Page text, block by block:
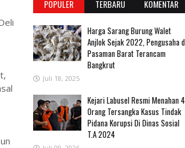
POPULER TERBARU KOMENTAR
Harga Sarang Burung Walet
Anjlok Sejak 2022, Pengusaha
Pasaman Barat Terancam
Bangkrut
Juli 18, 2025
‎Kejari Labusel Resmi Menahan 4
Orang Tersangka Kasus Tindak
Pidana Korupsi Di Dinas Sosial
T.A 2024